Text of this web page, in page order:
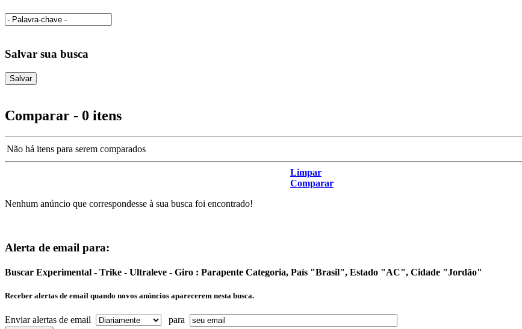
Salvar sua busca
Comparar - 0 itens
Não há itens para serem comparados
Limpar
Comparar
Nenhum anúncio que correspondesse à sua busca foi encontrado!
Alerta de email para:
Buscar Experimental - Trike - Ultraleve - Giro : Parapente Categoria, País "Brasil", Estado "AC", Cidade "Jordão"
Receber alertas de email quando novos anúncios aparecerem nesta busca.
Enviar alertas de email para